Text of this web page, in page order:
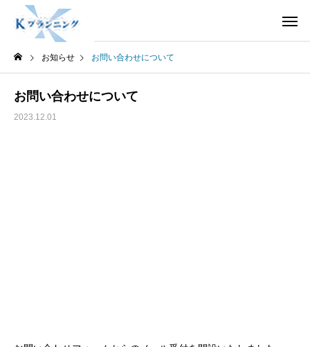
お知らせ お問い合わせについて
お問い合わせについて
2023.12.01